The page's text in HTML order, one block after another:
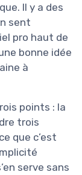
Il y a des
sent
pro haut de
bonne idée
à
points : la
trois
que c’est
serve sans